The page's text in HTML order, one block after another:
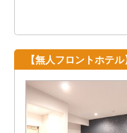
【無人フロントホテ